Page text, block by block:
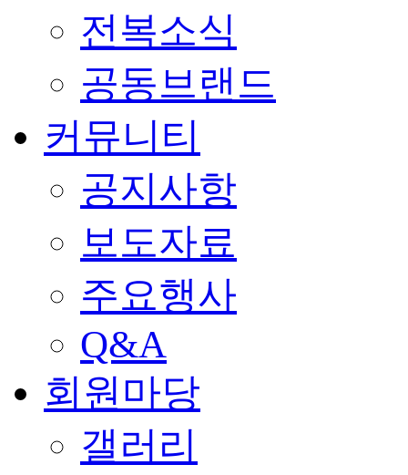
전복소식
공동브랜드
커뮤니티
공지사항
보도자료
주요행사
Q&A
회원마당
갤러리